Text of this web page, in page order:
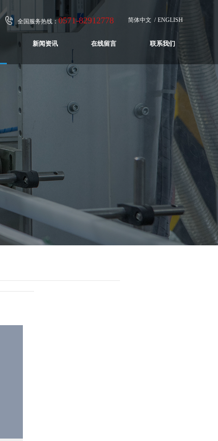
全国服务热线：0571-82912778 简体中文 ENGLISH
新闻资讯 在线留言 联系我们